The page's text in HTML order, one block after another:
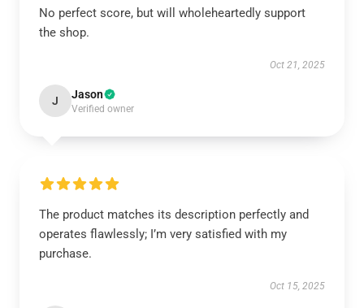
No perfect score, but will wholeheartedly support
the shop.
Oct 21, 2025
J Jason
Verified owner
The product matches its description perfectly and
operates flawlessly; I’m very satisfied with my
purchase.
Oct 15, 2025